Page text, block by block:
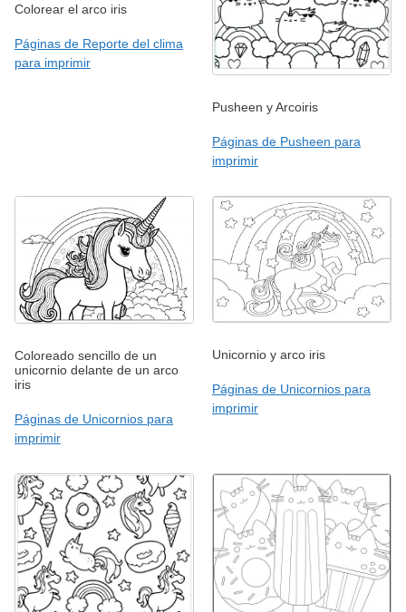
Colorear el arco iris
Páginas de Reporte del clima
para imprimir
Pusheen y Arcoiris
Páginas de Pusheen para
imprimir
Coloreado sencillo de un
unicornio delante de un arco
iris
Páginas de Unicornios para
imprimir
Unicornio y arco iris
Páginas de Unicornios para
imprimir